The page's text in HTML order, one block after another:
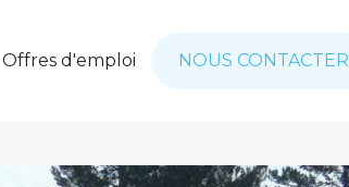
Offres d'emploi NOUS CONTACTER